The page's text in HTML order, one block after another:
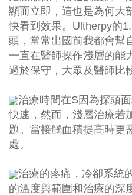
顯而立即，這也是為何大
快看到效果。Ultherpy的
頭，常常出國前我都會幫
一直在醫師操作淺層的能
過於保守，大眾及醫師比
治療時間在S因為探頭
快速，然而，淺層治療若
題。當接觸面積提高時更
處。
治療的疼痛，冷卻系統
的溫度與範圍和治療的深